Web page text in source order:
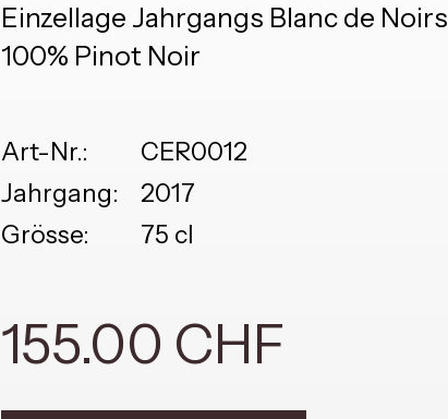
Einzellage Jahrgangs Blanc de Noirs
100% Pinot Noir
Art-Nr.:
CER0012
Jahrgang:
2017
Grösse:
75 cl
155.00 CHF